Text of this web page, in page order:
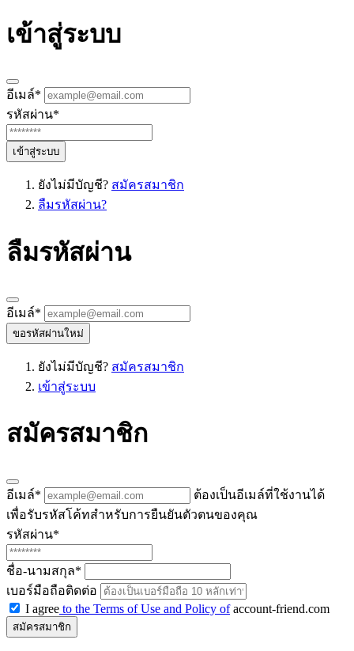
เข้าสู่ระบบ
อีเมล์*
รหัสผ่าน*
เข้าสู่ระบบ
ยังไม่มีบัญชี? สมัครสมาชิก
ลืมรหัสผ่าน?
ลืมรหัสผ่าน
อีเมล์*
ขอรหัสผ่านใหม่
ยังไม่มีบัญชี? สมัครสมาชิก
เข้าสู่ระบบ
สมัครสมาชิก
อีเมล์*
ต้องเป็นอีเมล์ที่ใช้งานได้
เพื่อรับรหัสโค้ทสำหรับการยืนยันตัวตนของคุณ
รหัสผ่าน*
ชื่อ-นามสกุล*
เบอร์มือถือติดต่อ
I agree to the Terms of Use and Policy ofaccount-friend.com
สมัครสมาชิก